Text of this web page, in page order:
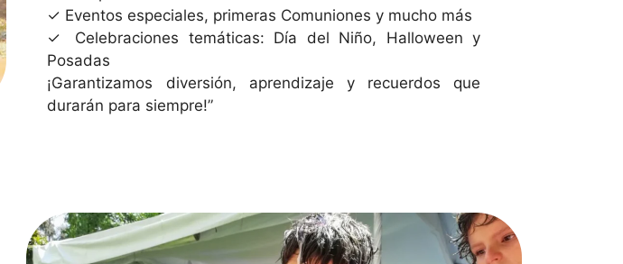
✓ Eventos especiales, primeras Comuniones y mucho más
✓ Celebraciones temáticas: Día del Niño, Halloween y
Posadas
¡Garantizamos diversión, aprendizaje y recuerdos que
durarán para siempre!”